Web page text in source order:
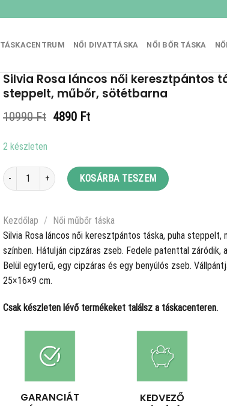
TÁSKACENTRUM NŐI DIVATTÁSKA NŐI BŐR TÁSKA
Silvia Rosa láncos női keresztpántos
steppelt, műbőr, sötétbarna
10990Ft Original
4890 FtCurrent
2 készleten
Silvia Rosa láncos női keresztpántos táska, puha steppelt,
KOSÁRBA TESZEM
Kezdőlap / Női műbőr táska
Silvia Rosa láncos női keresztpántos táska, puha steppelt,
színben. Hátulján cipzáras zseb. Fedele patenttal záródik,
Belül egyterű, egy cipzáras és egy benyúlós zseb.
25×16×9 cm.
Csak készleten lévő termékeket találsz a táskacenteren.
GARANCIÁT
KEDVEZŐ